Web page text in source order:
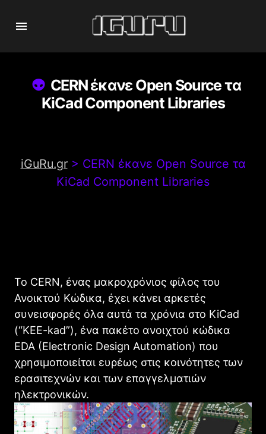
CERN έκανε Open Source τα
KiCad Component Libraries
iGuRu.gr> CERN έκανε Open Source τα
KiCad Component Libraries
Το CERN, ένας μακροχρόνιος φίλος του
Ανοικτού Κώδικα, έχει κάνει αρκετές
συνεισφορές όλα αυτά τα χρόνια στο KiCad
(“KEE-kad”), ένα πακέτο ανοιχτού κώδικα
EDA (Electronic Design Automation) που
χρησιμοποιείται ευρέως στις κοινότητες των
ερασιτεχνών και των επαγγελματιών
ηλεκτρονικών.